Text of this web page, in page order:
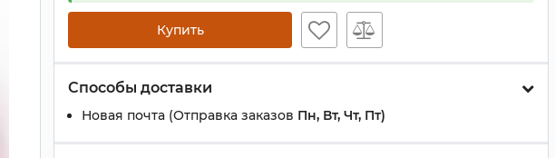
Купить
Способы доставки
Новая почта (Отправка заказов Пн, Вт, Чт, Пт)